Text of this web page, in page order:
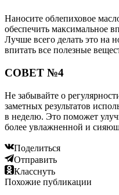
Наносите облепиховое
обеспечить максимальное
Лучше всего делать это на
впитать все полезные
СОВЕТ №4
Не забывайте о
заметных результатов
в неделю. Это поможет
более увлажненной и
Поделиться
Отправить
Класснуть
Похожие публикации